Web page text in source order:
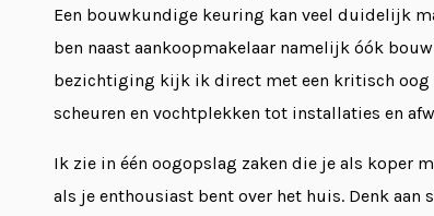
Een bouwkundige keuring kan veel duidelijk
ben naast aankoopmakelaar namelijk óók
bezichtiging kijk ik direct met een kritisch oog
scheuren en vochtplekken tot installaties en
Ik zie in één oogopslag zaken die je als koper
als je enthousiast bent over het huis. Denk aan